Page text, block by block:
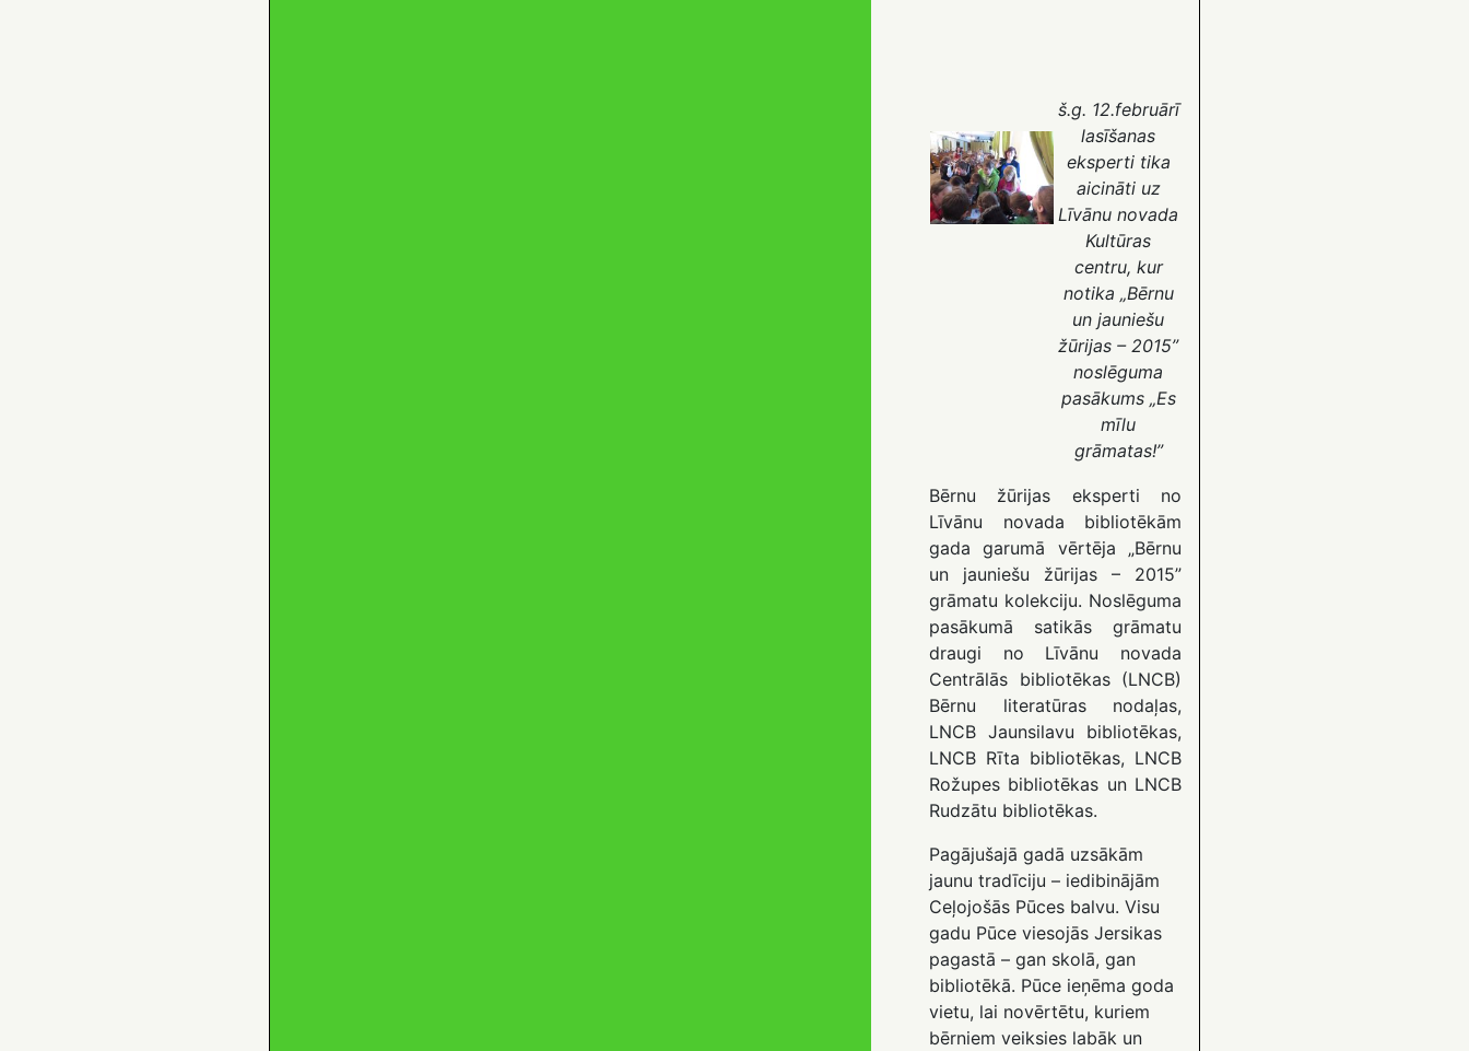
š.g. 12.februārī
lasīšanas
eksperti tika
aicināti uz
Līvānu novada
Kultūras
centru, kur
notika „Bērnu
un jauniešu
žūrijas – 2015”
noslēguma
pasākums „Es
mīlu
grāmatas!”
Bērnu žūrijas eksperti no
Līvānu novada bibliotēkām
gada garumā vērtēja „Bērnu
un jauniešu žūrijas – 2015”
grāmatu kolekciju. Noslēguma
pasākumā satikās grāmatu
draugi no Līvānu novada
Centrālās bibliotēkas (LNCB)
Bērnu literatūras nodaļas,
LNCB Jaunsilavu bibliotēkas,
LNCB Rīta bibliotēkas, LNCB
Rožupes bibliotēkas un LNCB
Rudzātu bibliotēkas.
Pagājušajā gadā uzsākām
jaunu tradīciju – iedibinājām
Ceļojošās Pūces balvu. Visu
gadu Pūce viesojās Jersikas
pagastā – gan skolā, gan
bibliotēkā. Pūce ieņēma goda
vietu, lai novērtētu, kuriem
bērniem veiksies labāk un